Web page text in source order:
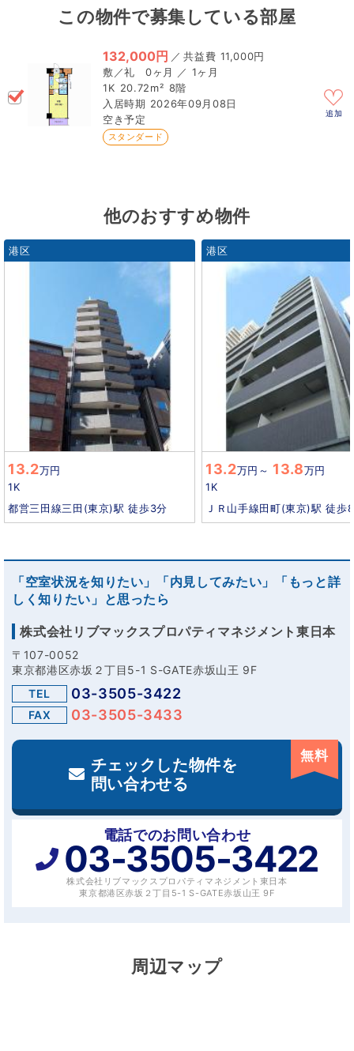
この物件で募集している部屋
132,000円 ／
11,000円
0ヶ月 ／ 1ヶ月
1K 20.72m² 8階
2026年09月08日
空き予定
スタンダード
追加
他のおすすめ物件
港区
13.2万円
1K
都営三田線三田(東京)駅 徒歩3分
港区
13.2万円 ～ 13.8万円
1K
ＪＲ山手線田町(東京)駅 徒歩
「空室状況を知りたい」「内見してみたい」「もっと詳
しく知りたい」と思ったら
株式会社リブマックスプロパティマネジメント東日本
〒107-0052
東京都港区赤坂２丁目5-1 S-GATE赤坂山王 9F
TEL
03-3505-3422
FAX 03-3505-3433
チェックした物件を
問い合わせる
無料
電話でのお問い合わせ
03-3505-3422
株式会社リブマックスプロパティマネジメント東日本
東京都港区赤坂２丁目5-1 S-GATE赤坂山王 9F
周辺マップ